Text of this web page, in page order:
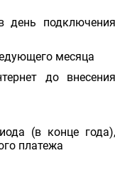
день подключения
месяца
до внесения
(в конце года),
платежа